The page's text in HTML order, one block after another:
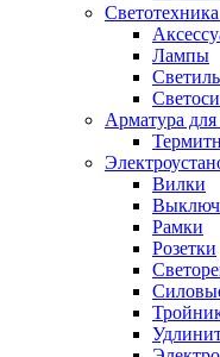
Светотехника
Лампы
Арматура
Вилки
Рамки
Розетки